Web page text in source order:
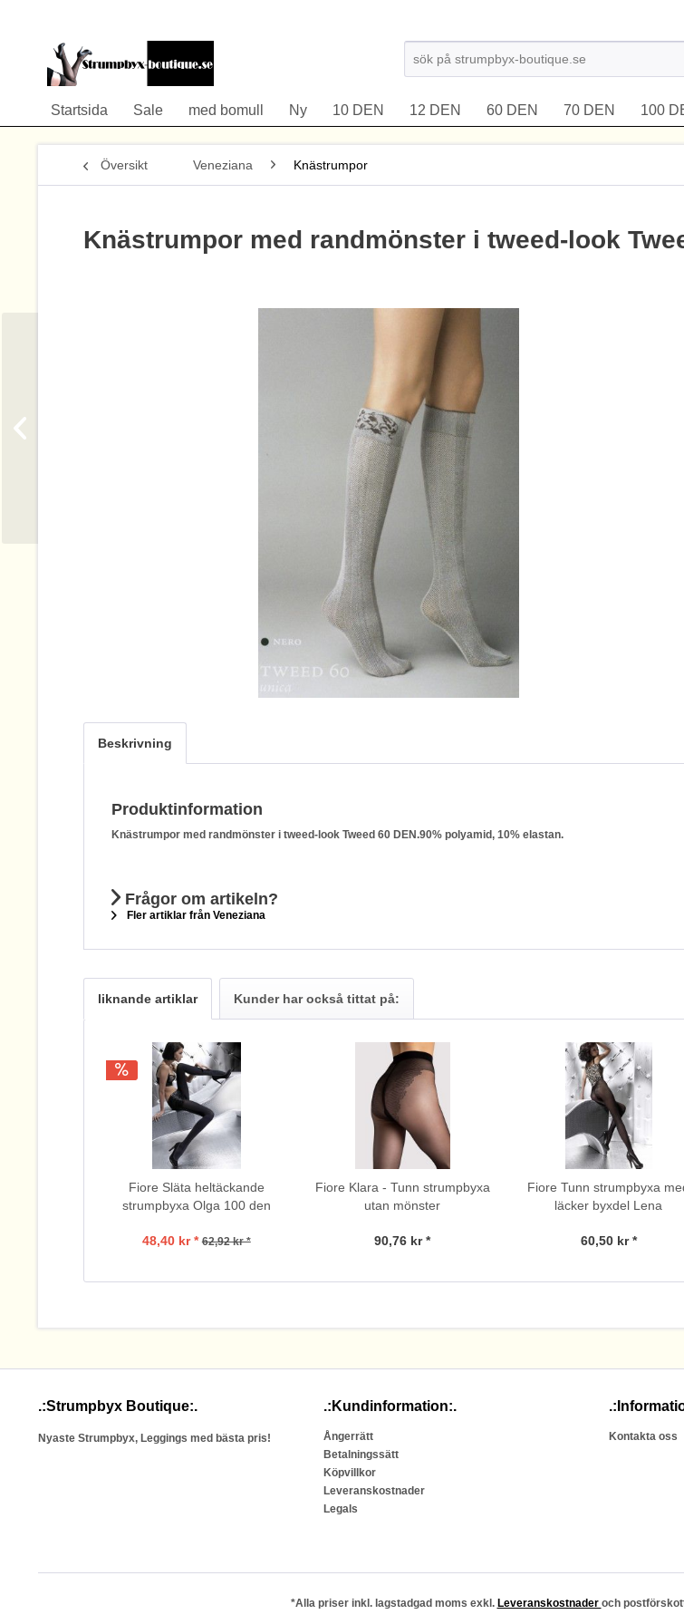
Startsida Sale med bomull Ny 10 DEN 12 DEN 60 DEN 70 DEN 100
Översikt Veneziana Knästrumpor
Knästrumpor med randmönster i tweed-look
Beskrivning
Produktinformation
Knästrumpor med randmönster i tweed-look Tweed 60 DEN.90% polyamid, 10% elastan.
Frågor om artikeln?
Fler artiklar från Veneziana
liknande artiklar Kunder har också tittat på:
Fiore Släta heltäckande
strumpbyxa Olga 100 den
48,40 kr * 62,92 kr *
Fiore Klara - Tunn strumpbyxa
utan mönster
90,76 kr *
Fiore Tunn strumpbyxa
läcker byxdel Lena
60,50 kr *
.:Strumpbyx Boutique:.
Nyaste Strumpbyx, Leggings med bästa pris!
.:Kundinformation:.
Ångerrätt
Betalningssätt
Köpvillkor
Leveranskostnader
Legals
Kontakta oss
*Alla priser inkl. lagstadgad moms exkl. Leveranskostnader och